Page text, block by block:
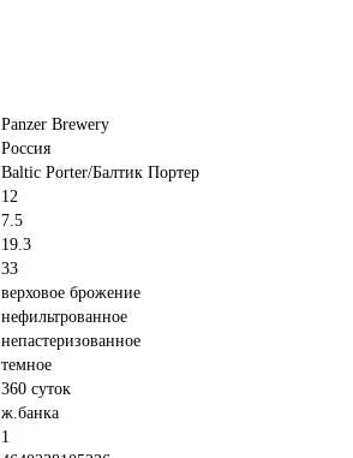
Panzer Brewery
Россия
Baltic Porter/Балтик Портер
12
7.5
19.3
33
верховое брожение
нефильтрованное
непастеризованное
темное
360 суток
ж.банка
1